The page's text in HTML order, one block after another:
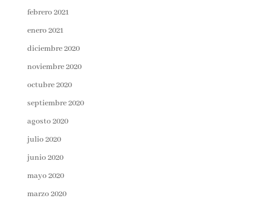
febrero 2021
enero 2021
diciembre 2020
noviembre 2020
octubre 2020
septiembre 2020
agosto 2020
julio 2020
junio 2020
mayo 2020
marzo 2020